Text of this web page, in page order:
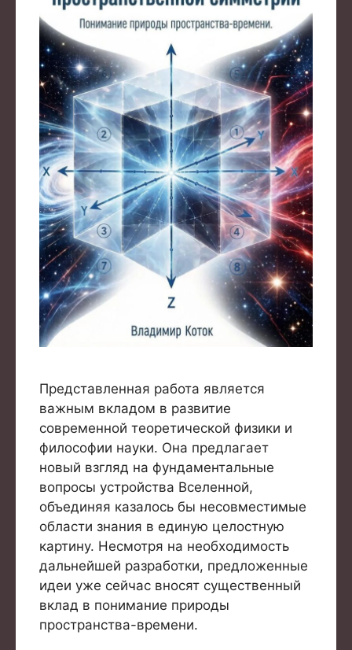
Представленная работа является
важным вкладом в развитие
современной теоретической физики и
философии науки. Она предлагает
новый взгляд на фундаментальные
вопросы устройства Вселенной,
объединяя казалось бы несовместимые
области знания в единую целостную
картину. Несмотря на необходимость
дальнейшей разработки, предложенные
идеи уже сейчас вносят существенный
вклад в понимание природы
пространства-времени.